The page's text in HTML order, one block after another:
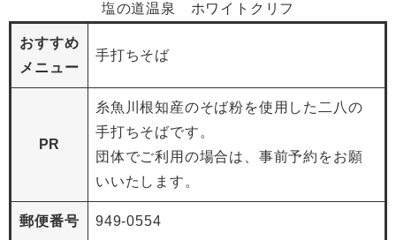
塩の道温泉 ホワイトクリフ
おすすめ
メニュー
手打ちそば
PR
糸魚川根知産のそば粉を使用した二八の
手打ちそばです。
団体でご利用の場合は、事前予約をお願
いいたします。
郵便番号 949-0554